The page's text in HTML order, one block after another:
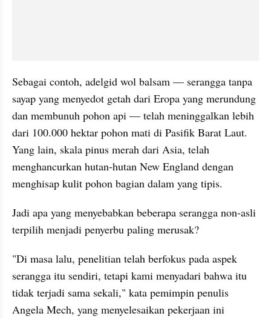
Sebagai contoh, adelgid wol balsam — serangga tanpa
sayap yang menyedot getah dari Eropa yang merundung
dan membunuh pohon api — telah meninggalkan lebih
dari 100.000 hektar pohon mati di Pasifik Barat Laut.
Yang lain, skala pinus merah dari Asia, telah
menghancurkan hutan-hutan New England dengan
menghisap kulit pohon bagian dalam yang tipis.
Jadi apa yang menyebabkan beberapa serangga non-asli
terpilih menjadi penyerbu paling merusak?
"Di masa lalu, penelitian telah berfokus pada aspek
serangga itu sendiri, tetapi kami menyadari bahwa itu
tidak terjadi sama sekali," kata pemimpin penulis
Angela Mech, yang menyelesaikan pekerjaan ini